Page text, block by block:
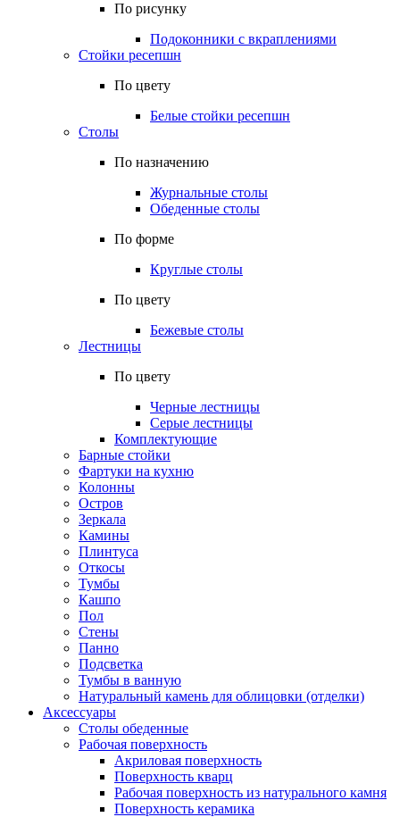
По рисунку
Подоконники с вкраплениями
Стойки ресепшн
По цвету
Белые стойки ресепшн
Столы
По назначению
Журнальные столы
Обеденные столы
По форме
Круглые столы
По цвету
Бежевые столы
Лестницы
По цвету
Черные лестницы
Серые лестницы
Комплектующие
Барные стойки
Фартуки на кухню
Колонны
Остров
Зеркала
Камины
Плинтуса
Откосы
Тумбы
Кашпо
Пол
Стены
Панно
Подсветка
Тумбы в ванную
Натуральный камень для облицовки (отделки)
Аксессуары
Столы обеденные
Рабочая поверхность
Акриловая поверхность
Поверхность кварц
Рабочая поверхность из натурального камня
Поверхность керамика